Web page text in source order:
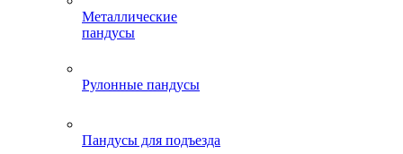
Металлические
пандусы
Рулонные пандусы
Пандусы для подъезда